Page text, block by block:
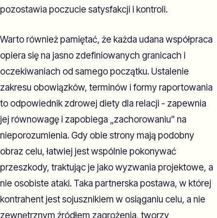
pozostawia poczucie satysfakcji i kontroli.
Warto również pamiętać, że każda udana współpraca
opiera się na jasno zdefiniowanych granicach i
oczekiwaniach od samego początku. Ustalenie
zakresu obowiązków, terminów i formy raportowania
to odpowiednik zdrowej diety dla relacji - zapewnia
jej równowagę i zapobiega „zachorowaniu” na
nieporozumienia. Gdy obie strony mają podobny
obraz celu, łatwiej jest wspólnie pokonywać
przeszkody, traktując je jako wyzwania projektowe, a
nie osobiste ataki. Taka partnerska postawa, w której
kontrahent jest sojusznikiem w osiąganiu celu, a nie
zewnętrznym źródłem zagrożenia, tworzy